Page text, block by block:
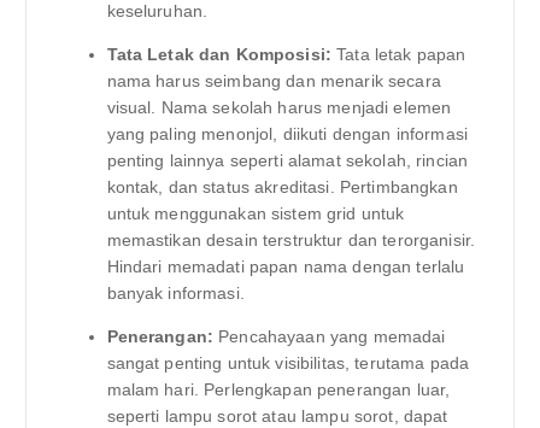
keseluruhan.
Tata Letak dan Komposisi: Tata letak papan
nama harus seimbang dan menarik secara
visual. Nama sekolah harus menjadi elemen
yang paling menonjol, diikuti dengan informasi
penting lainnya seperti alamat sekolah, rincian
kontak, dan status akreditasi. Pertimbangkan
untuk menggunakan sistem grid untuk
memastikan desain terstruktur dan terorganisir.
Hindari memadati papan nama dengan terlalu
banyak informasi.
Penerangan: Pencahayaan yang memadai
sangat penting untuk visibilitas, terutama pada
malam hari. Perlengkapan penerangan luar,
seperti lampu sorot atau lampu sorot, dapat